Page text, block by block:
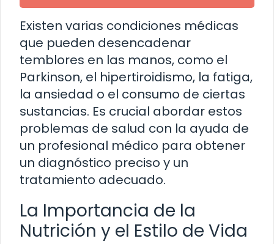
Existen varias condiciones médicas
que pueden desencadenar
temblores en las manos, como el
Parkinson, el hipertiroidismo, la fatiga,
la ansiedad o el consumo de ciertas
sustancias. Es crucial abordar estos
problemas de salud con la ayuda de
un profesional médico para obtener
un diagnóstico preciso y un
tratamiento adecuado.
La Importancia de la
Nutrición y el Estilo de Vida